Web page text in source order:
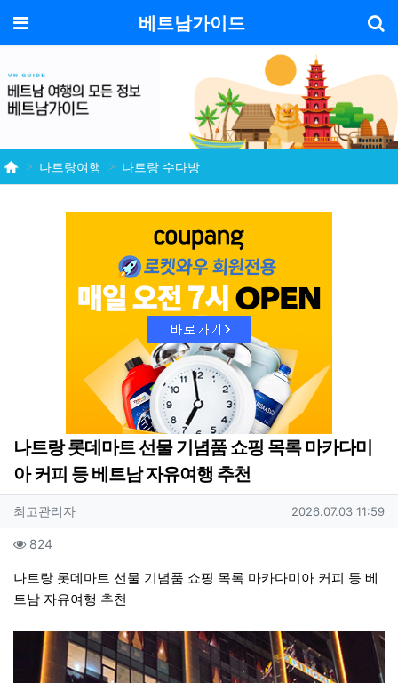
메뉴 베트남가이드
나트랑여행 나트랑 수다방
나트랑 롯데마트 선물 기념품 쇼핑 목록 마카다미
아 커피 등 베트남 자유여행 추천
작성자 정보
최고관리자작성 작성일
2026.07.03 11:59
컨텐츠 정보
824
본문
나트랑 롯데마트 선물 기념품 쇼핑 목록 마카다미아 커피 등 베
트남 자유여행 추천